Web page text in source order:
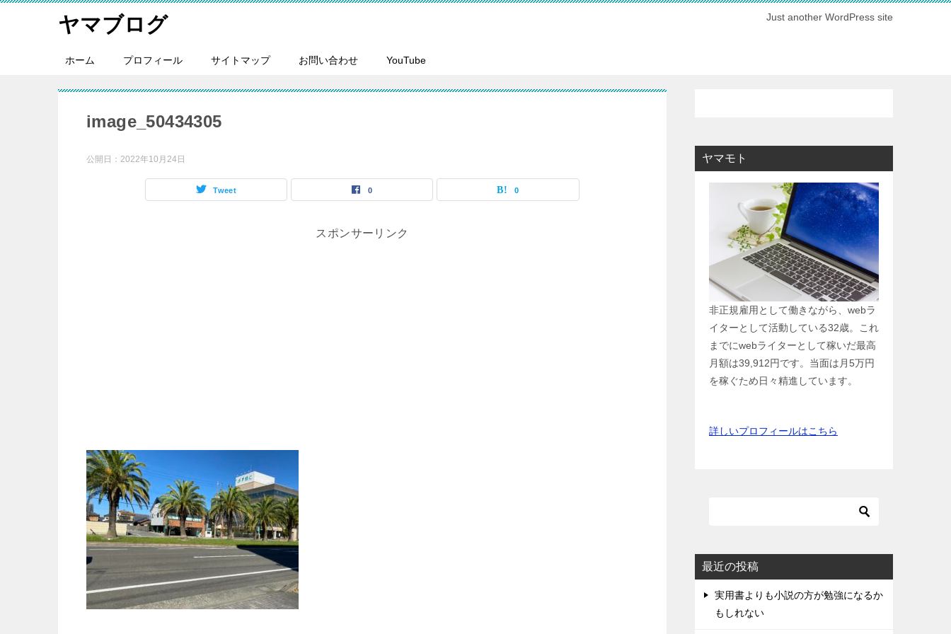
ヤマブログ Just another WordPress site
ホーム プロフィール サイトマップ お問い合わせ YouTube
image_50434305
公開日： 2022年10月24日
Tweet 0 0
スポンサーリンク
ヤマモト
非正規雇用として働きながら、webラ
イターとして活動している32歳。これ
までにwebライターとして稼いだ最高
月額は39,912円です。当面は月5万円
を稼ぐため日々精進しています。
詳しいプロフィールはこちら
最近の投稿
実用書よりも小説の方が勉強になるか
もしれない